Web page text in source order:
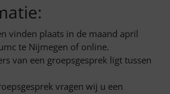
vinden plaats in de maand april
te Nijmegen of online.
van een groepsgesprek ligt tussen
vragen wij u een